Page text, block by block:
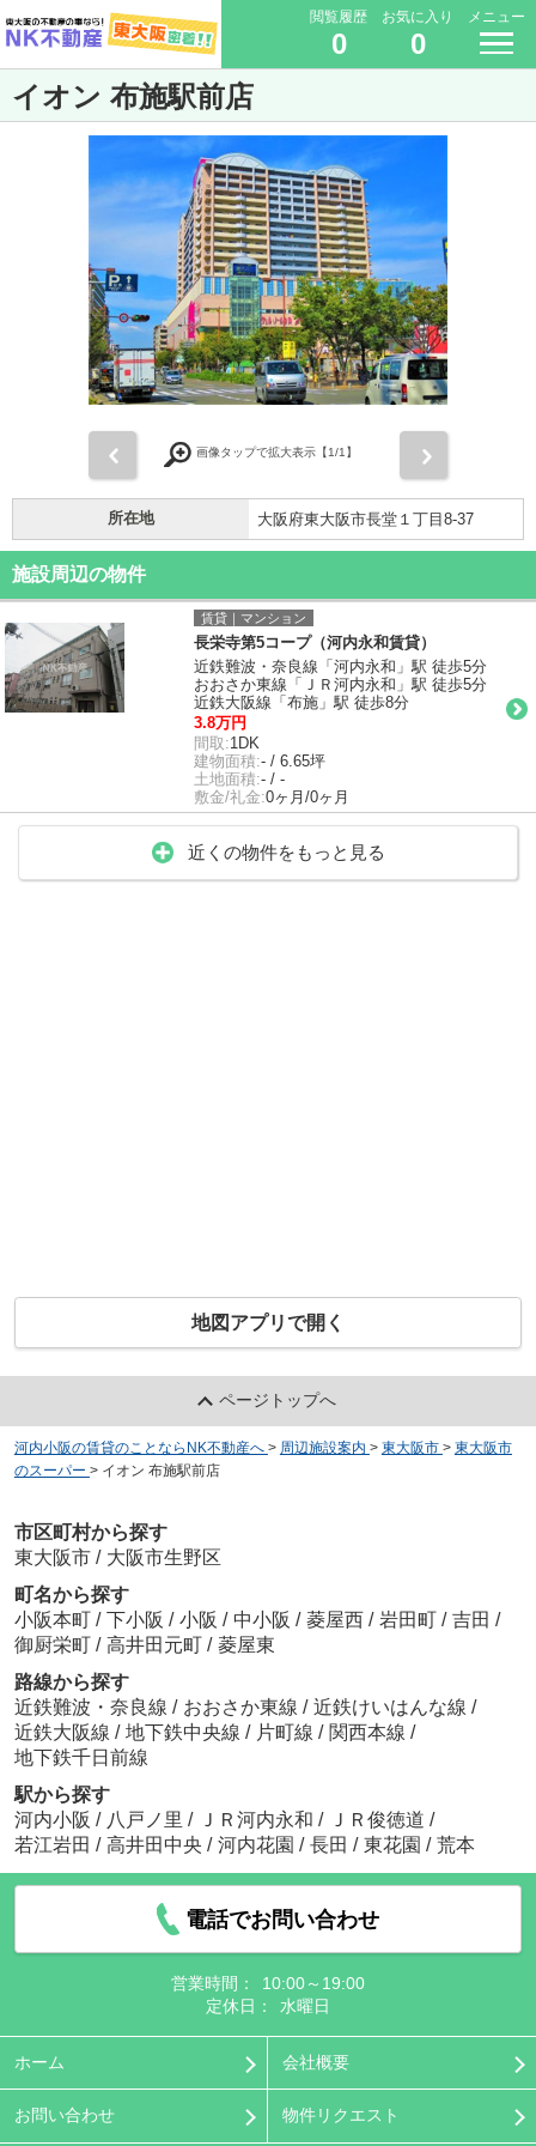
閲覧履歴
0
お気に入り
0
メニュー
イオン 布施駅前店
画像タップで拡大表示【1/1】
所在地 大阪府東大阪市長堂１丁目8-37
施設周辺の物件
賃貸｜マンション
長栄寺第5コープ（河内永和賃貸）
近鉄難波・奈良線「河内永和」駅 徒歩5分
おおさか東線「ＪＲ河内永和」駅 徒歩5分
近鉄大阪線「布施」駅 徒歩8分
3.8万円
間取:1DK
建物面積:- / 6.65坪
土地面積:- / -
敷金/礼金:0ヶ月/0ヶ月
近くの物件をもっと見る
地図アプリで開く
ページトップへ
河内小阪の賃貸のことならNK不動産へ > 周辺施設案内 > 東大阪市 > 東大阪市
のスーパー > イオン 布施駅前店
市区町村から探す
東大阪市 / 大阪市生野区
町名から探す
小阪本町 / 下小阪 / 小阪 / 中小阪 / 菱屋西 / 岩田町 / 吉田 /
御厨栄町 / 高井田元町 / 菱屋東
路線から探す
近鉄難波・奈良線 / おおさか東線 / 近鉄けいはんな線 /
近鉄大阪線 / 地下鉄中央線 / 片町線 / 関西本線 /
地下鉄千日前線
駅から探す
河内小阪 / 八戸ノ里 / ＪＲ河内永和 / ＪＲ俊徳道 /
若江岩田 / 高井田中央 / 河内花園 / 長田 / 東花園 / 荒本
電話でお問い合わせ
営業時間：
10:00～19:00
定休日：
水曜日
ホーム 会社概要
お問い合わせ 物件リクエスト